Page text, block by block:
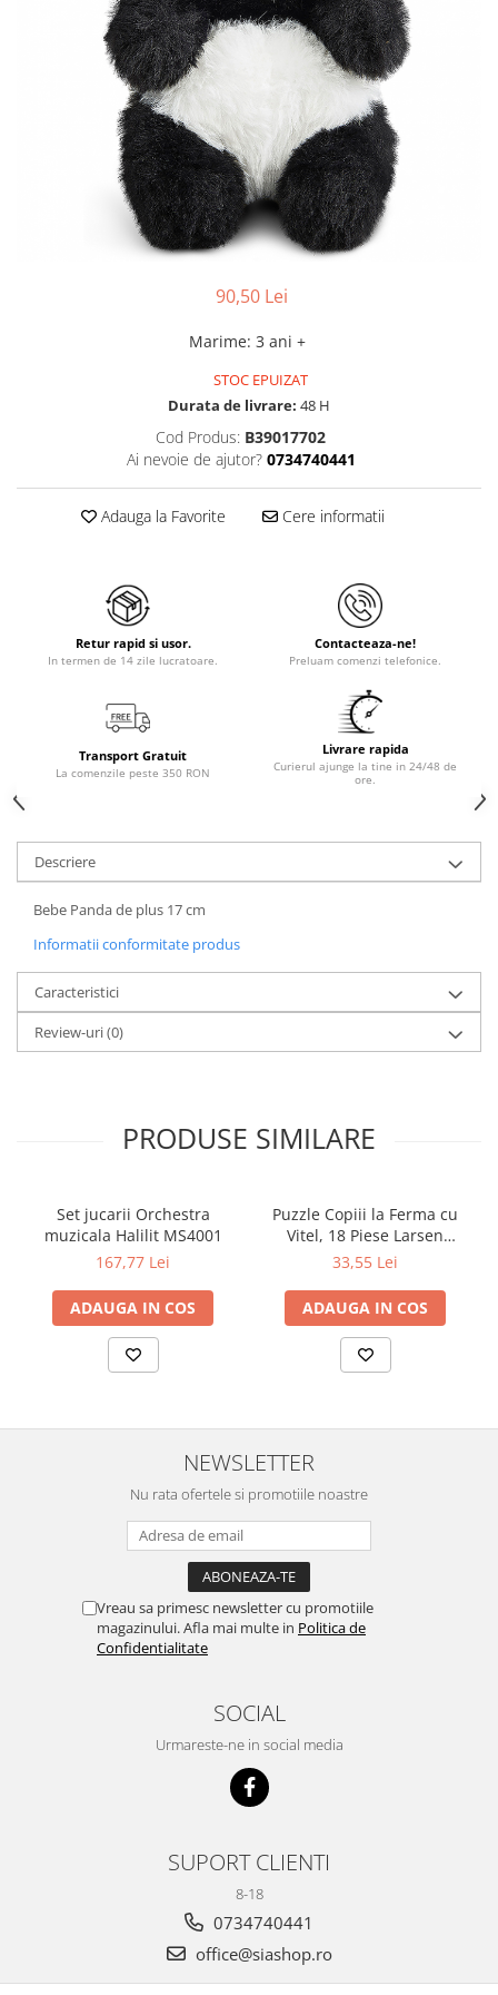
90,50 Lei
Marime: 3 ani +
STOC EPUIZAT
Durata de livrare: 48 H
Cod Produs: B39017702
Ai nevoie de ajutor? 0734740441
Adauga la Favorite Cere informatii
Retur rapid si usor.
In termen de 14 zile lucratoare.
Contacteaza-ne!
Preluam comenzi telefonice.
Transport Gratuit
La comenzile peste 350 RON
Livrare rapida
Curierul ajunge la tine in 24/48 de
ore.
Descriere
Bebe Panda de plus 17 cm
Informatii conformitate produs
Caracteristici
Review-uri(0)
PRODUSE SIMILARE
Set jucarii Orchestra
muzicala Halilit MS4001
167,77 Lei
ADAUGA IN COS
Puzzle Copiii la Ferma cu
Vitel, 18 Piese Larsen
LRBM6
33,55 Lei
ADAUGA IN COS
NEWSLETTER
Nu rata ofertele si promotiile noastre
Vreau sa primesc newsletter cu promotiile
magazinului. Afla mai multe in Politica de
Confidentialitate
SOCIAL
Urmareste-ne in social media
SUPORT CLIENTI
8-18
0734740441
office@siashop.ro